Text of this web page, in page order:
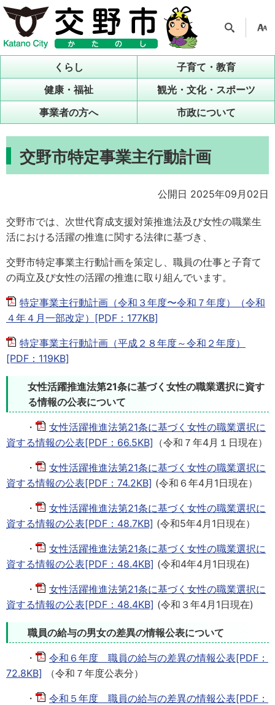
ル
くらし
子育て・教育
健康・福祉
観光・文化・スポーツ
事業者の方へ
市政について
交野市特定事業主行動計画
公開日 2025年09月02日
交野市では、次世代育成支援対策推進法及び女性の職業生
活における活躍の推進に関する法律に基づき、
交野市特定事業主行動計画を策定し、職員の仕事と子育て
の両立及び女性の活躍の推進に取り組んでいます。
特定事業主行動計画（令和３年度〜令和７年度）（令和
４年４月一部改定）[PDF：177KB]
特定事業主行動計画（平成２８年度～令和２年度）
[PDF：119KB]
女性活躍推進法第21条に基づく女性の職業選択に資す
る情報の公表について
・
女性活躍推進法第21条に基づく女性の職業選択に
資する情報の公表[PDF：66.5KB] （令和７年4月１日現在）
・
女性活躍推進法第21条に基づく女性の職業選択に
資する情報の公表[PDF：74.2KB] (令和６年4月1日現在）
・
女性活躍推進法第21条に基づく女性の職業選択に
資する情報の公表[PDF：48.7KB] (令和5年4月1日現在）
・
女性活躍推進法第21条に基づく女性の職業選択に
資する情報の公表[PDF：48.4KB] (令和4年4月1日現在)
・
女性活躍推進法第21条に基づく女性の職業選択に
資する情報の公表[PDF：48.4KB] (令和３年4月1日現在)
職員の給与の男女の差異の情報公表について
・
令和６年度 職員の給与の差異の情報公表[PDF：
72.8KB] （令和７年度公表分）
・
令和５年度 職員の給与の差異の情報公表[PDF：